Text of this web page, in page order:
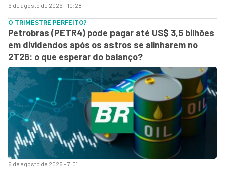
6 de agosto de 2026 - 10:28
6 de agosto de 2026 - 7:01
O TRIMESTRE PERFEITO?
Petrobras (PETR4) pode pagar até US$ 3,5 bilhões
em dividendos após os astros se alinharem no
2T26: o que esperar do balanço?